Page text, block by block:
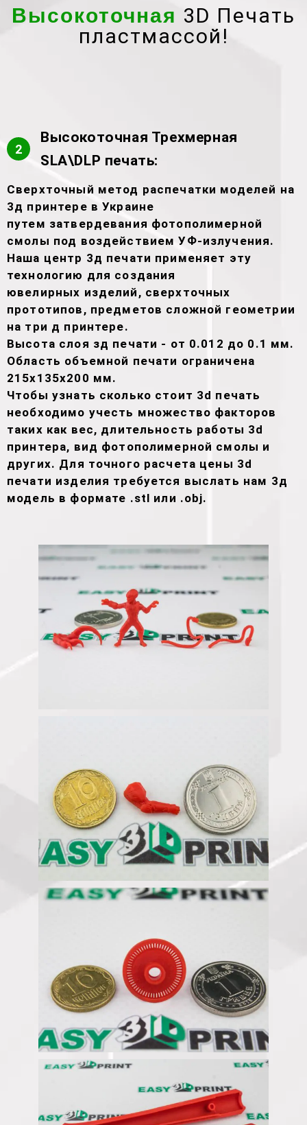
Высокоточная 3D Печать
пластмассой!
2
Высокоточная Трехмерная
SLA\DLP печать:
Сверхточный метод распечатки моделей на
3д принтере в Украине
путем затвердевания фотополимерной
смолы под воздействием УФ-излучения.
Наша центр 3д печати применяет эту
технологию для создания
ювелирных изделий, сверхточных
прототипов, предметов сложной геометрии
на три д принтере.
Высота слоя зд печати - от 0.012 до 0.1 мм.
Область объемной печати ограничена
215х135х200 мм.
Чтобы узнать сколько стоит 3d печать
необходимо учесть множество факторов
таких как вес, длительность работы 3d
принтера, вид фотополимерной смолы и
других. Для точного расчета цены 3d
печати изделия требуется выслать нам 3д
модель в формате .stl или .obj.